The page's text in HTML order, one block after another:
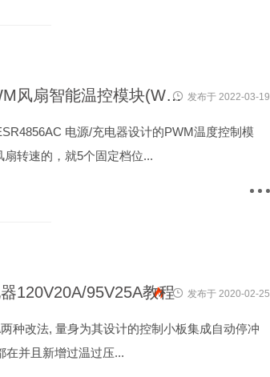
台达ESR4856AC改可调专用4线PWM风扇智能温控模块(WL-56WK) 发布于 2022-03-19
电源/充电器设计的PWM温度控制模
转速的，就5个固定档位...
120V20A/95V25A教程 发布于 2020-02-25
种改法, 量身为其设计的控制小板集成自动停冲
在并且新增过温过压...